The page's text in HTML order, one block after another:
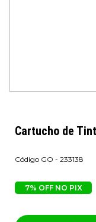
Cartucho de
GO - 233138
7% OFF NO PIX